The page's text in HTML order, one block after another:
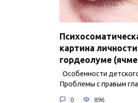
картина
гордеолуме
Особенности
Проблемы с правым
0 896